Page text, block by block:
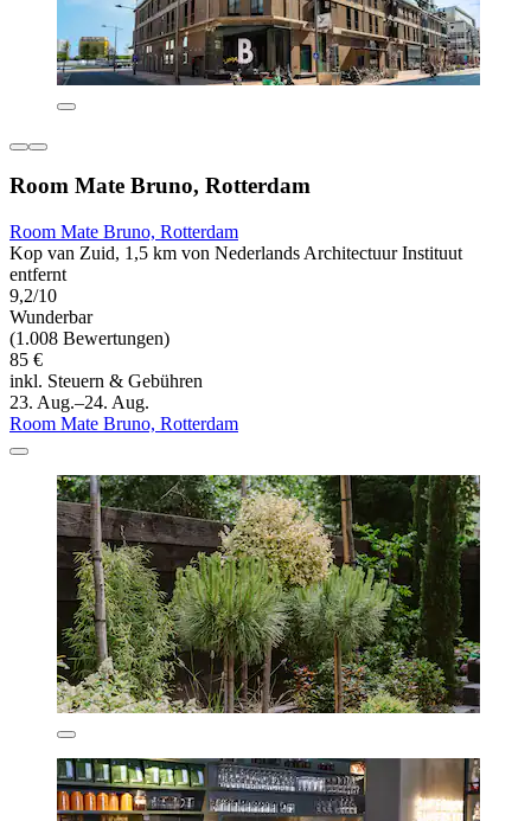
Room Mate Bruno, Rotterdam
Room Mate Bruno, Rotterdam
Kop van Zuid, 1,5 km von Nederlands Architectuur Instituut
entfernt
9,2/10
Wunderbar
(1.008 Bewertungen)
85 €
inkl. Steuern & Gebühren
23. Aug.–24. Aug.
Room Mate Bruno, Rotterdam